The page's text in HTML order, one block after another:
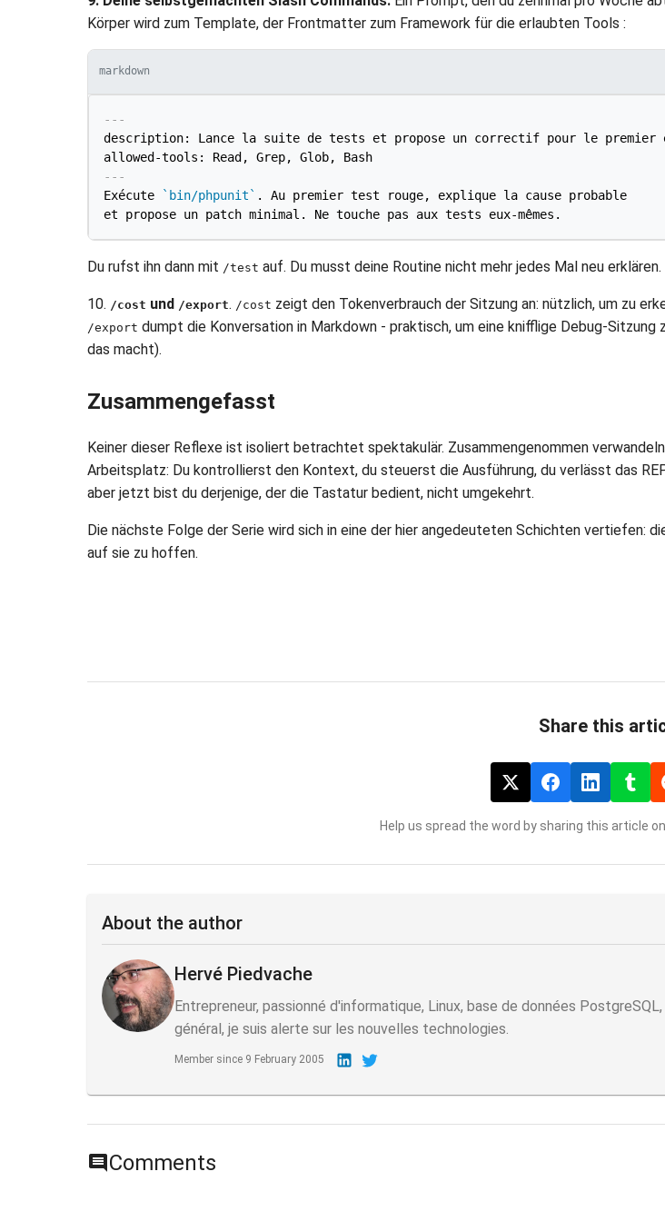
Körper wird zum Template, der Frontmatter zum Framework für die erlaubten Tools :
markdown
---
description: Lance la suite de tests et propose un correctif pour le premier
allowed-tools: Read, Grep, Glob, Bash
---
Exécute
`bin/phpunit` . Au premier test rouge, explique la cause probable
Du rufst ihn dann mit /test auf. Du musst deine Routine nicht mehr jedes Mal neu erklären.
10. /cost und /export. /cost zeigt den Tokenverbrauch der Sitzung an: nützlich, um zu
/export dumpt die Konversation in Markdown - praktisch, um eine knifflige Debug-
das macht).
Zusammengefasst
Keiner dieser Reflexe ist isoliert betrachtet spektakulär. Zusammengenommen
Arbeitsplatz: Du kontrollierst den Kontext, du steuerst die Ausführung, du verlässt das
aber jetzt bist du derjenige, der die Tastatur bedient, nicht umgekehrt.
Die nächste Folge der Serie wird sich in eine der hier angedeuteten Schichten vertiefen:
auf sie zu hoffen.
Share this
Help us spread the word by sharing this article
About the author
Hervé Piedvache
Entrepreneur, passionné d'informatique, Linux, base de données
général, je suis alerte sur les nouvelles technologies.
Member since 9 February 2005
Comments